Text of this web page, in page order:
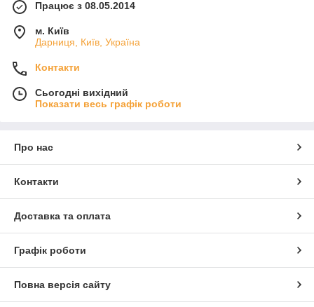
Працює з 08.05.2014
м. Київ
Дарниця, Київ, Україна
Контакти
Сьогодні вихідний
Показати весь графік роботи
Про нас
Контакти
Доставка та оплата
Графік роботи
Повна версія сайту